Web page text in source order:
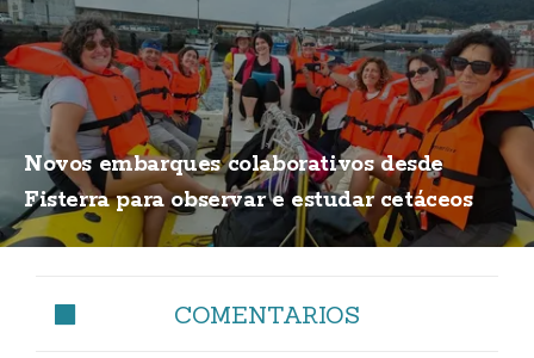
Novos embarques colaborativos desde
Fisterra para observar e estudar cetáceos
COMENTARIOS